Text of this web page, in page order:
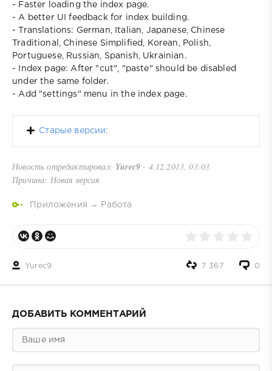
- Faster loading the index page.
- A better UI feedback for index building.
- Translations: German, Italian, Japanese, Chinese
Traditional, Chinese Simplified, Korean, Polish,
Portuguese, Russian, Spanish, Ukrainian.
- Index page: After "cut", "paste" should be disabled
under the same folder.
- Add "settings" menu in the index page.
Старые версии:
Новость отредактировал: Yurec9 - 4.12.2013, 03:03
Причина: Новая версия
Приложения → Работа
Yurec9 0
7 367
ДОБАВИТЬ КОММЕНТАРИЙ